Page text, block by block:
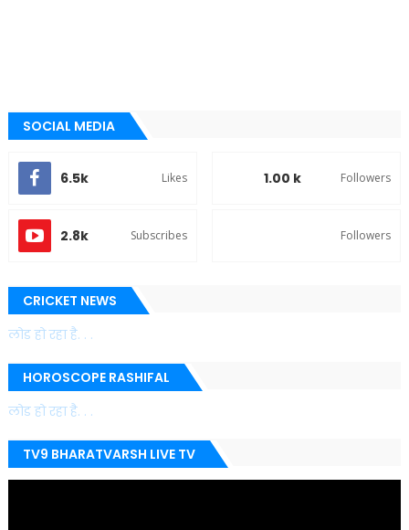
SOCIAL MEDIA
6.5k Likes 1.00 k Followers
2.8k Subscribes Followers
CRICKET NEWS
लोड हो रहा है. . .
HOROSCOPE RASHIFAL
लोड हो रहा है. . .
TV9 BHARATVARSH LIVE TV